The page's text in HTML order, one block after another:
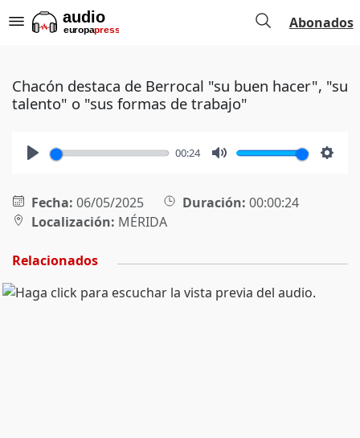
Abonados
Chacón destaca de Berrocal "su buen hacer", "su
talento" o "sus formas de trabajo"
00:24
Fecha: 06/05/2025 Duración: 00:00:24
Localización: MÉRIDA
Relacionados